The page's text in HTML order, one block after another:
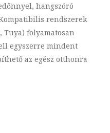
hangszóró
rendszerek
Tuya) folyamatosan
egyszerre mindent
az egész otthonra